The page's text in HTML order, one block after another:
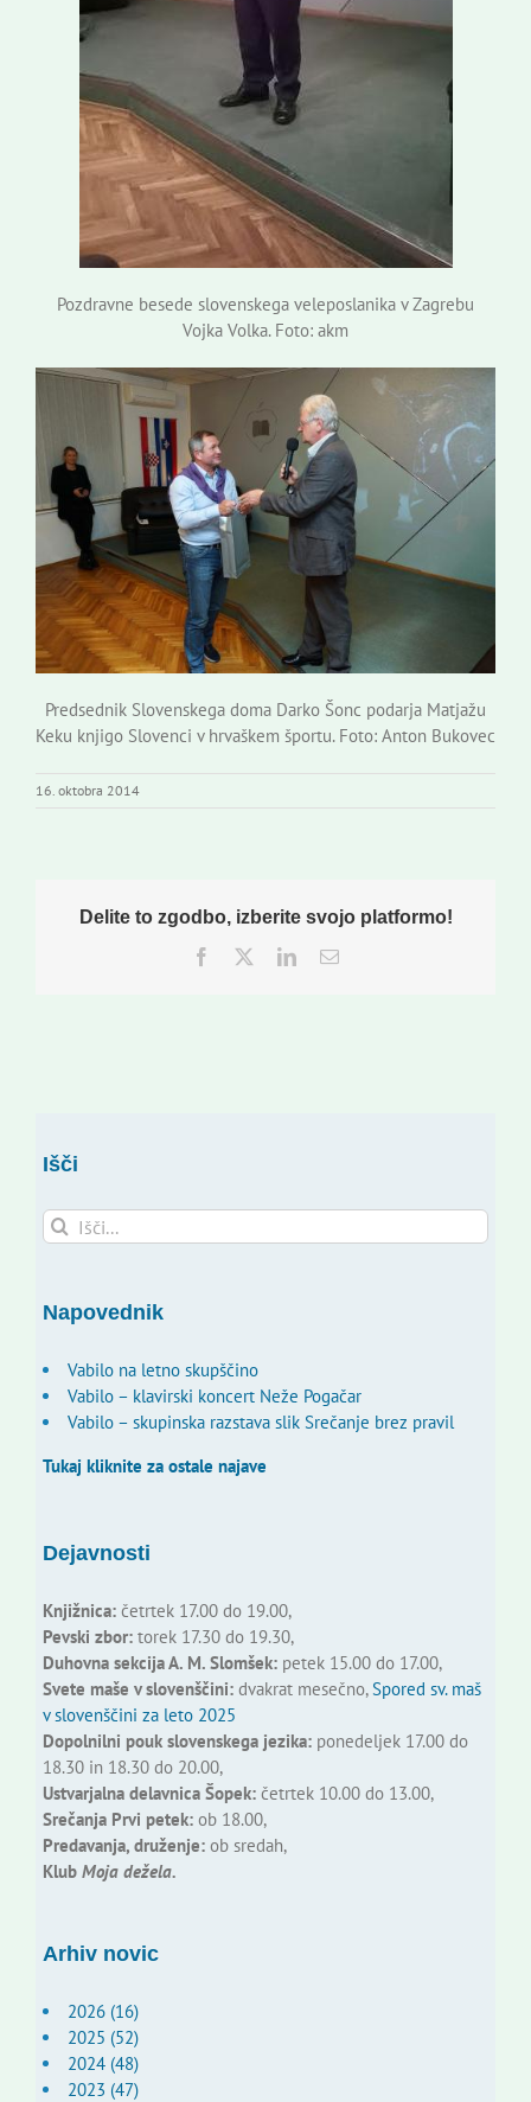
Pozdravne besede slovenskega veleposlanika v Zagrebu
Vojka Volka. Foto: akm
Predsednik Slovenskega doma Darko Šonc podarja Matjažu
Keku knjigo Slovenci v hrvaškem športu. Foto: Anton Bukovec
16. oktobra 2014
Delite to zgodbo, izberite svojo platformo!
Facebook
TwitterLinkedInEmail
Išči
Search
for:
Napovednik
Vabilo na letno skupščino
Vabilo – klavirski koncert Neže Pogačar
Vabilo – skupinska razstava slik Srečanje brez pravil
Tukaj kliknite za ostale najave
Dejavnosti
Knjižnica:četrtek 17.00 do 19.00,
Pevski zbor:torek 17.30 do 19.30,
Duhovna sekcija A. M. Slomšek:petek 15.00 do 17.00,
Svete maše v slovenščini:dvakrat mesečno,Spored sv. maš
v slovenščini za leto 2025
Dopolnilni pouk slovenskega jezika:ponedeljek 17.00 do
18.30 in 18.30 do 20.00,
Ustvarjalna delavnica Šopek:četrtek 10.00 do 13.00,
Srečanja Prvi petek:ob 18.00,
Predavanja, druženje:ob sredah,
Klub Moja dežela.
Arhiv novic
2026 (16)
2025 (52)
2024 (48)
2023 (47)